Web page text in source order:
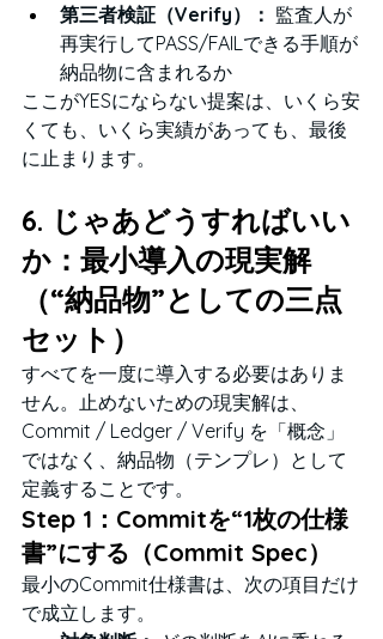
第三者検証（Verify）： 監査人が
再実行してPASS/FAILできる手順が
納品物に含まれるか
ここがYESにならない提案は、いくら安
くても、いくら実績があっても、最後
に止まります。
6. じゃあどうすればいい
か：最小導入の現実解
（“納品物”としての三点
セット）
すべてを一度に導入する必要はありま
せん。止めないための現実解は、
Commit / Ledger / Verify を「概念」
ではなく、納品物（テンプレ）として
定義することです。
Step 1：Commitを“1枚の仕様
書”にする（Commit Spec）
最小のCommit仕様書は、次の項目だけ
で成立します。